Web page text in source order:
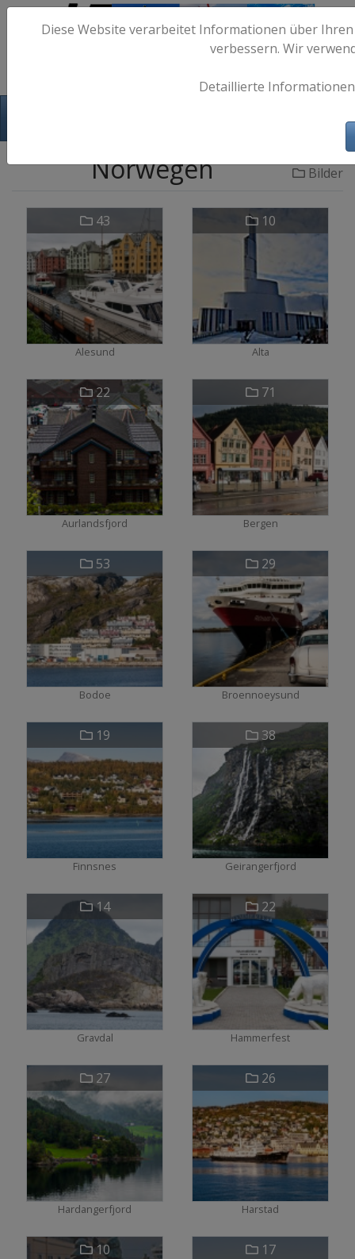
Bilder
Norwegen
43
Alesund
10
Alta
22
Aurlandsfjord
71
Bergen
53
Bodoe
29
Broennoeysund
19
Finnsnes
38
Geirangerfjord
14
Gravdal
22
Hammerfest
27
Hardangerfjord
26
Harstad
10 17
Diese Website verarbeitet Informationen über
verbessern. Wir
Detaillierte